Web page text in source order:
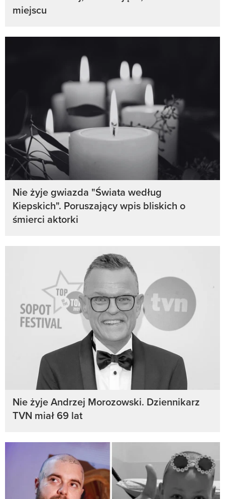
miejscu
Nie żyje gwiazda "Świata według
Kiepskich". Poruszający wpis bliskich o
śmierci aktorki
Nie żyje Andrzej Morozowski. Dziennikarz
TVN miał 69 lat